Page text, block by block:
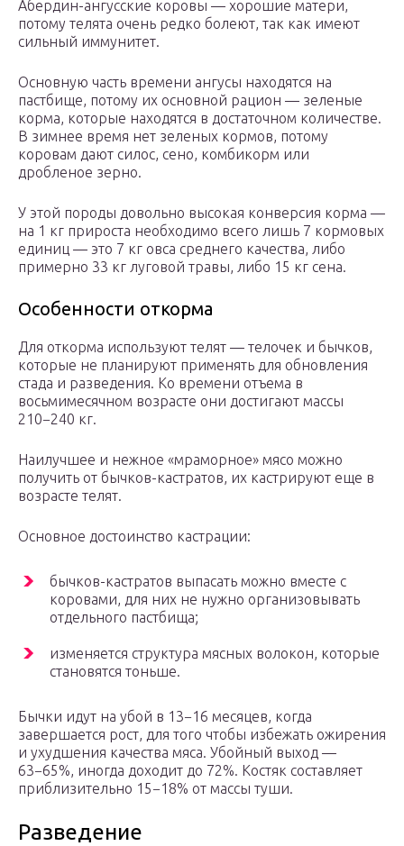
Абердин-ангусские коровы — хорошие матери,
потому телята очень редко болеют, так как имеют
сильный иммунитет.
Основную часть времени ангусы находятся на
пастбище, потому их основной рацион — зеленые
корма, которые находятся в достаточном количестве.
В зимнее время нет зеленых кормов, потому
коровам дают силос, сено, комбикорм или
дробленое зерно.
У этой породы довольно высокая конверсия корма —
на 1 кг прироста необходимо всего лишь 7 кормовых
единиц — это 7 кг овса среднего качества, либо
примерно 33 кг луговой травы, либо 15 кг сена.
Особенности откорма
Для откорма используют телят — телочек и бычков,
которые не планируют применять для обновления
стада и разведения. Ко времени отъема в
восьмимесячном возрасте они достигают массы
210−240 кг.
Наилучшее и нежное «мраморное» мясо можно
получить от бычков-кастратов, их кастрируют еще в
возрасте телят.
Основное достоинство кастрации:
бычков-кастратов выпасать можно вместе с
коровами, для них не нужно организовывать
отдельного пастбища;
изменяется структура мясных волокон, которые
становятся тоньше.
Бычки идут на убой в 13−16 месяцев, когда
завершается рост, для того чтобы избежать ожирения
и ухудшения качества мяса. Убойный выход —
63−65%, иногда доходит до 72%. Костяк составляет
приблизительно 15−18% от массы туши.
Разведение